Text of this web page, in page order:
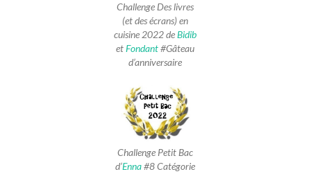
Challenge Des livres
(et des écrans) en
cuisine 2022 deBidib
etFondant#Gâteau
d’anniversaire
Challenge Petit Bac
d’Enna#8 Catégorie